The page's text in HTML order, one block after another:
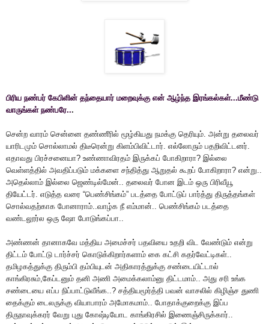
பிரிய நண்பர் கேபிளின் தந்தையார் மறைவுக்கு என் ஆழ்ந்த இரங்கல்கள்...மீண்டு
வாருங்கள் நண்பரே...
சென்ற வாரம் சென்னை தண்ணீரில் மூழ்கியது நமக்கு தெரியும். அன்று தலைவர்
யாரிடமும் சொல்லாமல் திடீரென்று கிளம்பிவிட்டார். எல்லோரும் பதறிவிட்டனர்.
எதாவது பிரச்சனையா? உண்ணாவிரதம் இருக்கப் போகிறாரா? இல்லை
வெள்ளத்தில் அவதிப்படும் மக்களை சந்தித்து ஆறுதல் கூறப் போகிறாரா? என்று..
அதெல்லாம் இல்லை ஜெண்டில்மேன்.. தலைவர் போன இடம் ஒரு பிரிவீயூ
தியேட்டர். எடுத்த வரை “பெண்சிங்கம்” படத்தை போட்டுப் பார்த்து திருத்தங்கள்
சொல்வதற்காக போனாராம்..வாழ்க நீ எம்மான்.. பெண்சிங்கம் படத்தை
வண்டலூர்ல ஒரு ஷோ போடுங்கப்பா..
அண்ணன் தானாகவே மத்திய அமைச்சர் பதவியை உதறி விட வேண்டும் என்று
திட்டம் போட்டு டார்ச்சர் கொடுக்கிறார்களாம் கை கட்சி கதர்வேட்டிகள்..
தமிழகத்துக்கு திரும்பி தம்பியுடன் அதிகாரத்துக்கு சண்டையிட்டால்
காங்கிரசும்,கேப்டனும் தனி அணி அமைக்கலாம்னு திட்டமாம்.. அது சரி உங்க
சண்டையை எப்ப நிப்பாட்டுவீங்க..? சத்தியமூர்த்தி பவன் வாசலில் கிழிஞ்ச துணி
தைக்கும் டைலருக்கு வியாபாரம் அமோகமாம்.. போதாக்குறைக்கு இப்ப
திருநாவுக்கரர் வேறு புது கோஷ்டியோட காங்கிரசில் இணைஞ்சிருக்கார்..